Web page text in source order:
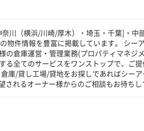
川（横浜/川崎/厚木）・埼玉・千葉]・
件情報を豊富に掲載しています。 シー
の倉庫運営・管理業務(プロパティマネジ
全てのサービスをワンストップで、ご
庫/貸し工場/貸地をお探しであればシーア
れるオーナー様からのご相談もお待ちし